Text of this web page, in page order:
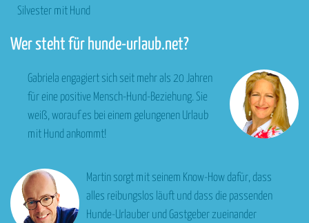
Silvester mit Hund
Wer steht für hunde-urlaub.net?
Gabriela engagiert sich seit mehr als 20 Jahren
für eine positive Mensch-Hund-Beziehung. Sie
weiß, worauf es bei einem gelungenen Urlaub
mit Hund ankommt!
Martin sorgt mit seinem Know-How dafür, dass
alles reibungslos läuft und dass die passenden
Hunde-Urlauber und Gastgeber zueinander